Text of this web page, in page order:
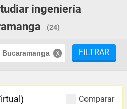
ingeniería
(24)
Bucaramanga FILTRAR
Comparar